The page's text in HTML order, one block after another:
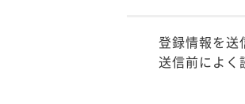
登録情報を送
送信前によく